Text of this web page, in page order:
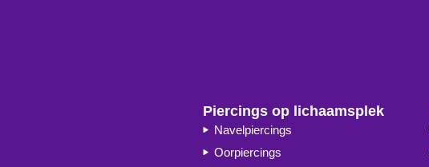
Piercings op lichaamsplek
Navelpiercings
Oorpiercings